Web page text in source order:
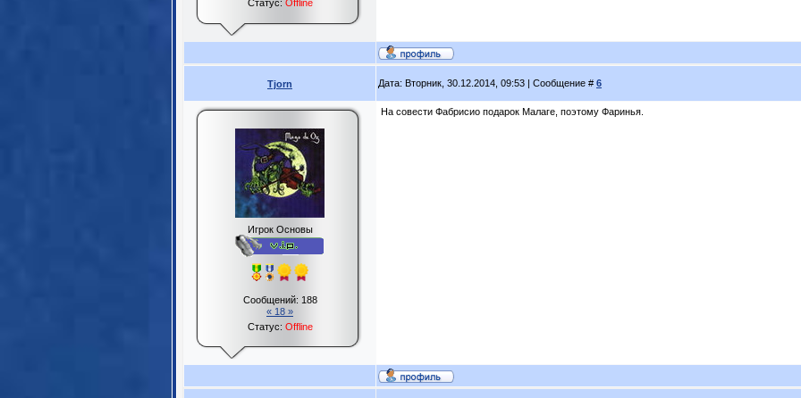
Статус: Offline
Tjorn Дата: Вторник, 30.12.2014, 09:53 | Сообщение # 6
Игрок Основы
Сообщений: 188
« 18 »
Статус: Offline
На совести Фабрисио подарок Малаге, поэтому Фаринья.